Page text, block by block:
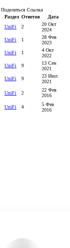
Поделиться Ссылка
Раздел Ответов
Дата
UniFi 2
20 Окт
2024
UniFi 1
28 Фев
2023
UniFi 1
4 Окт
2022
UniFi 9
13 Сен
2021
UniFi 9
23 Июл
2021
UniFi 2
22 Фев
2016
UniFi 4
5 Фев
2016